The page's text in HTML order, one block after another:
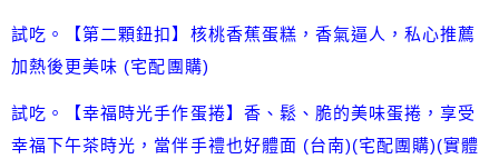
試吃。【第二顆鈕扣】核桃香蕉蛋糕，香氣逼人，私心推薦
加熱後更美味 (宅配團購)
試吃。【幸福時光手作蛋捲】香、鬆、脆的美味蛋捲，享受
幸福下午茶時光，當伴手禮也好體面 (台南)(宅配團購)(實體